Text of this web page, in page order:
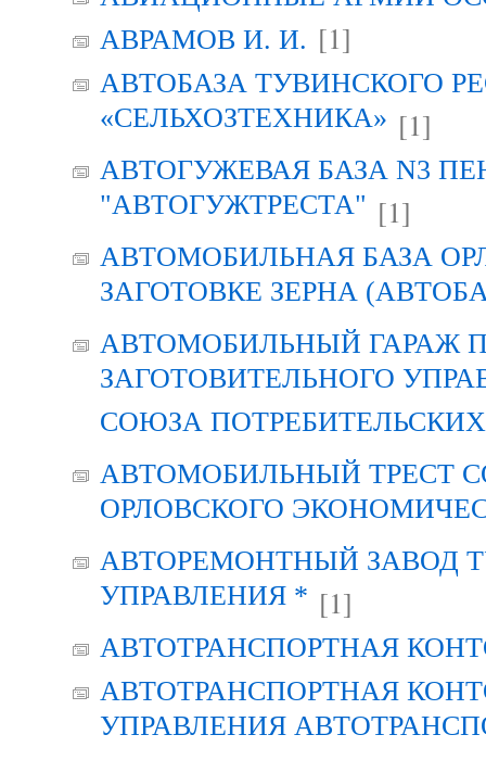
АВРАМОВ И. И. [1]
АВТОБАЗА ТУВИНСКОГО
«СЕЛЬХОЗТЕХНИКА» [1]
АВТОГУЖЕВАЯ БАЗА N3
"АВТОГУЖТРЕСТА" [1]
АВТОМОБИЛЬНАЯ БАЗА
ЗАГОТОВКЕ ЗЕРНА
АВТОМОБИЛЬНЫЙ ГАРАЖ
ЗАГОТОВИТЕЛЬНОГО
СОЮЗА
АВТОМОБИЛЬНЫЙ ТРЕСТ
ОРЛОВСКОГО
АВТОРЕМОНТНЫЙ ЗАВОД
УПРАВЛЕНИЯ * [1]
АВТОТРАНСПОРТНАЯ
АВТОТРАНСПОРТНАЯ
УПРАВЛЕНИЯ